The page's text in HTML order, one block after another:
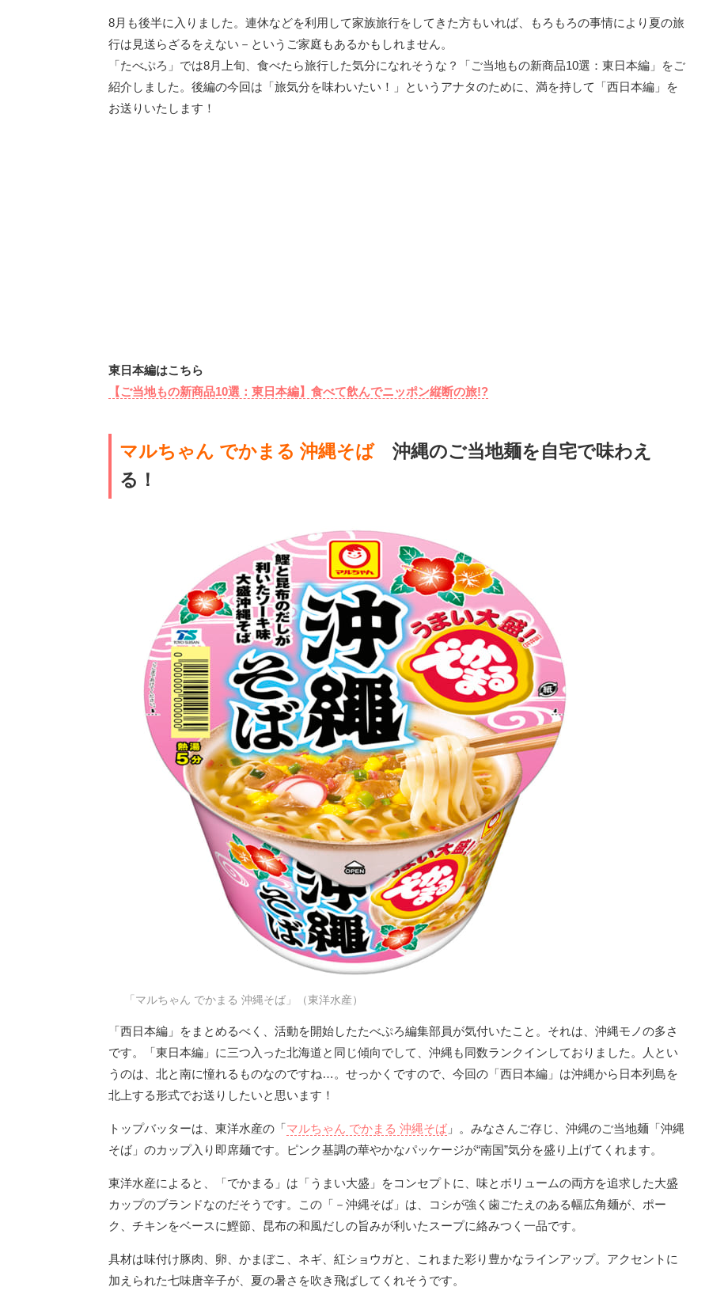
8月も後半に入りました。連休などを利用して家族旅行をしてきた方もいれば、もろもろの事情により夏の旅
行は見送らざるをえない－というご家庭もあるかもしれません。
「たべぷろ」では8月上旬、食べたら旅行した気分になれそうな？「ご当地もの新商品10選：東日本編」をご
紹介しました。後編の今回は「旅気分を味わいたい！」というアナタのために、満を持して「西日本編」を
お送りいたします！
東日本編はこちら
【ご当地もの新商品10選：東日本編】食べて飲んでニッポン縦断の旅!?
マルちゃん でかまる 沖縄そば 沖縄のご当地麺を自宅で味わえ
る！
「マルちゃん でかまる 沖縄そば」（東洋水産）
「西日本編」をまとめるべく、活動を開始したたべぷろ編集部員が気付いたこと。それは、沖縄モノの多さ
です。「東日本編」に三つ入った北海道と同じ傾向でして、沖縄も同数ランクインしておりました。人とい
うのは、北と南に憧れるものなのですね…。せっかくですので、今回の「西日本編」は沖縄から日本列島を
北上する形式でお送りしたいと思います！
トップバッターは、東洋水産の「マルちゃん でかまる 沖縄そば 」。みなさんご存じ、沖縄のご当地麺「沖縄
そば」のカップ入り即席麺です。ピンク基調の華やかなパッケージが“南国”気分を盛り上げてくれます。
東洋水産によると、「でかまる」は「うまい大盛」をコンセプトに、味とボリュームの両方を追求した大盛
カップのブランドなのだそうです。この「－沖縄そば」は、コシが強く歯ごたえのある幅広角麺が、ポー
ク、チキンをベースに鰹節、昆布の和風だしの旨みが利いたスープに絡みつく一品です。
具材は味付け豚肉、卵、かまぼこ、ネギ、紅ショウガと、これまた彩り豊かなラインアップ。アクセントに
加えられた七味唐辛子が、夏の暑さを吹き飛ばしてくれそうです。